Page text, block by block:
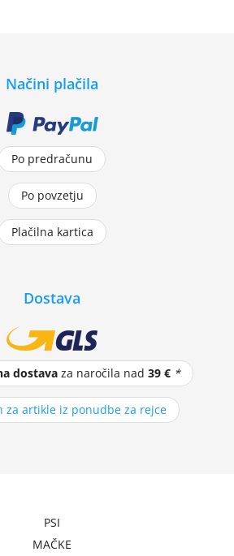
Načini plačila
Po predračunu
Po povzetju
Plačilna kartica
Dostava
dostava za naročila nad39 € *
za artikle iz ponudbe za rejce
PSI
MAČKE